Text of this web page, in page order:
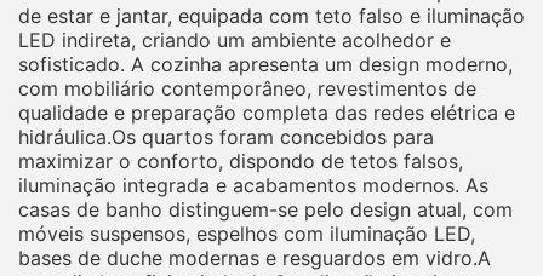
de estar e jantar, equipada com teto falso e iluminação
LED indireta, criando um ambiente acolhedor e
sofisticado. A cozinha apresenta um design moderno,
com mobiliário contemporâneo, revestimentos de
qualidade e preparação completa das redes elétrica e
hidráulica.Os quartos foram concebidos para
maximizar o conforto, dispondo de tetos falsos,
iluminação integrada e acabamentos modernos. As
casas de banho distinguem-se pelo design atual, com
móveis suspensos, espelhos com iluminação LED,
bases de duche modernas e resguardos em vidro.A